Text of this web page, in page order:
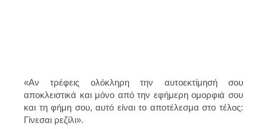
«Αν τρέφεις ολόκληρη την αυτοεκτίμησή σου
αποκλειστικά και μόνο από την εφήμερη ομορφιά σου
και τη φήμη σου, αυτό είναι το αποτέλεσμα στο τέλος:
Γίνεσαι ρεζίλι».